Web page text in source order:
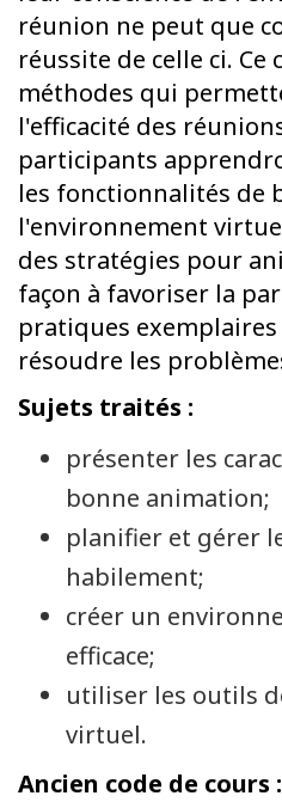
réunion ne peut que
réussite de celle ci.
méthodes qui
l'efficacité des
participants
les fonctionnalités de
l'environnement
des stratégies pour
façon à favoriser la
pratiques
résoudre les
Sujets traités :
présenter les
bonne animation;
planifier et gérer
habilement;
créer un
efficace;
utiliser les outils
virtuel.
Ancien code de cours :